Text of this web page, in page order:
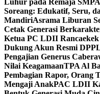
Luhur pada Remaja SMP
Soreang: Edukatif, Seru,
MandiriAsrama Liburan
Cetak Generasi
Ketua PC LDII
Dukung Akun Resmi DPP
Pengajian Generus
Nilai KeagamaanTPA Al
Pembagian Rapor, Orang
Mengaji AnakPAC LDII